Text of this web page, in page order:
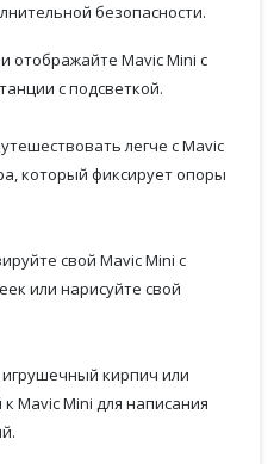
безопасности.
отображайте Mavic Mini с
с подсветкой.
легче с Mavic
который фиксирует опоры
свой Mavic Mini с
или нарисуйте свой
кирпич или
Mavic Mini для написания